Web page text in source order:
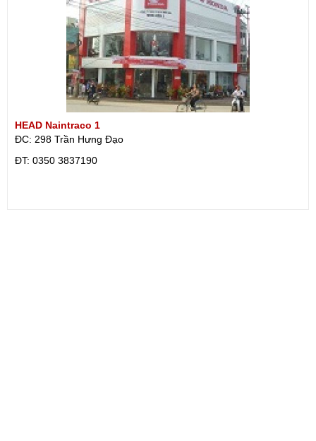
HEAD Naintraco 1
ĐC: 298 Trần Hưng Đạo
ÐT: 0350 3837190